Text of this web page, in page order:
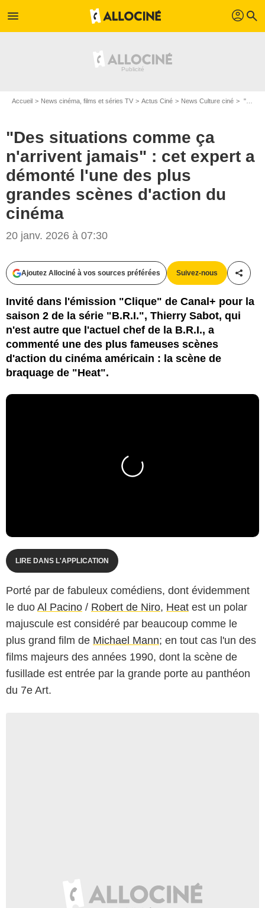
menu profil search
Accueil News cinéma, films et séries TV Actus Ciné News Culture ciné "Des situations comme ça n'arrivent jamais" : cet expert a démonté l'une des plus grandes scènes d'action du cinéma
"Des situations comme ça
n'arrivent jamais" : cet expert a
démonté l'une des plus
grandes scènes d'action du
cinéma
20 janv. 2026 à 07:30
Ajoutez Allociné à vos sources préférées Suivez-nous
Invité dans l'émission "Clique" de Canal+ pour la
saison 2 de la série "B.R.I.", Thierry Sabot, qui
n'est autre que l'actuel chef de la B.R.I., a
commenté une des plus fameuses scènes
d'action du cinéma américain : la scène de
braquage de "Heat".
LIRE DANS L'APPLICATION
Porté par de fabuleux comédiens, dont évidemment
le duo Al Pacino / Robert de Niro, Heat est un polar
majuscule est considéré par beaucoup comme le
plus grand film de Michael Mann; en tout cas l'un des
films majeurs des années 1990, dont la scène de
fusillade est entrée par la grande porte au panthéon
du 7e Art.